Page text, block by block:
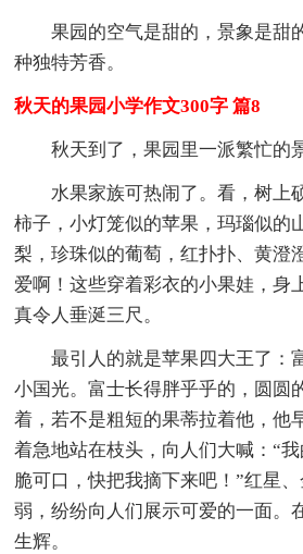
果园的空气是甜的，景象是甜
种独特芳香。
秋天的果园小学作文300字 篇8
秋天到了，果园里一派繁忙的
水果家族可热闹了。看，树上
柿子，小灯笼似的苹果，玛瑙似的
梨，珍珠似的葡萄，红扑扑、黄
爱啊！这些穿着彩衣的小果娃，身
真令人垂涎三尺。
最引人的就是苹果四大王了：
小国光。富士长得胖乎乎的，圆圆
着，若不是粗短的果蒂拉着他，他
着急地站在枝头，向人们大喊：“
脆可口，快把我摘下来吧！”红星
弱，纷纷向人们展示可爱的一面。
生辉。